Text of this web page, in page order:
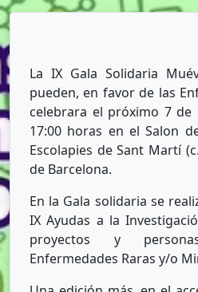
La IX Gala Solidaria
pueden, en favor de las
celebrara el próximo 7 de
17:00 horas en el Salon
Escolapies de Sant Martí
de Barcelona.
En la Gala solidaria se
IX Ayudas a la
proyectos y
Enfermedades Raras y/o